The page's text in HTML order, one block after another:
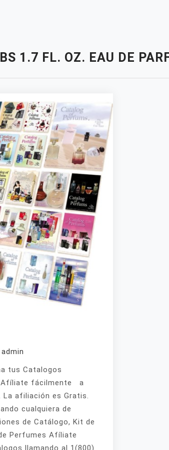
1.7 FL. OZ. EAU DE
admin
tus Catalogos
Afíliate fácilmente a
La afiliación es Gratis.
cualquiera de
de Catálogo, Kit de
Perfumes Afíliate
llamando al 1(800)